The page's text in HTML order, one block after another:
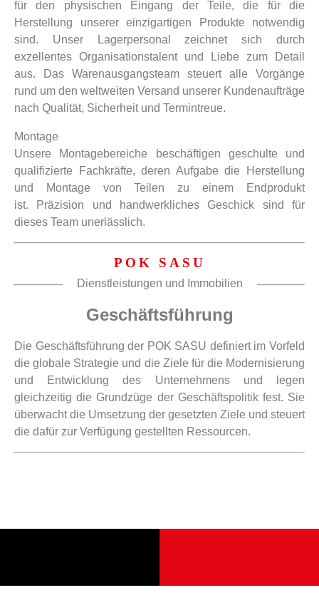
für den physischen Eingang der Teile, die für die
Herstellung unserer einzigartigen Produkte notwendig
sind. Unser Lagerpersonal zeichnet sich durch
exzellentes Organisationstalent und Liebe zum Detail
aus. Das Warenausgangsteam steuert alle Vorgänge
rund um den weltweiten Versand unserer Kundenaufträge
nach Qualität, Sicherheit und Termintreue.
Montage
Unsere Montagebereiche beschäftigen geschulte und
qualifizierte Fachkräfte, deren Aufgabe die Herstellung
und Montage von Teilen zu einem Endprodukt
ist. Präzision und handwerkliches Geschick sind für
dieses Team unerlässlich.
POK SASU
Dienstleistungen und Immobilien
Geschäftsführung
Die Geschäftsführung der POK SASU definiert im Vorfeld
die globale Strategie und die Ziele für die Modernisierung
und Entwicklung des Unternehmens und legen
gleichzeitig die Grundzüge der Geschäftspolitik fest. Sie
überwacht die Umsetzung der gesetzten Ziele und steuert
die dafür zur Verfügung gestellten Ressourcen.